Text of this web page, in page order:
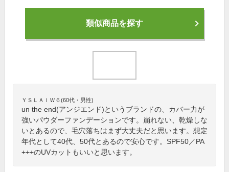
類似商品を探す
ＹＳＬＡＩＷ６(60代・男性)
un the end(アンジエンド)というブランドの、カバー力が
強いパウダーファンデーションです。崩れない、乾燥しな
いとあるので、毛穴落ちはまず大丈夫だと思います。想定
年代として40代、50代とあるので安心です。SPF50／PA
+++のUVカットもいいと思います。